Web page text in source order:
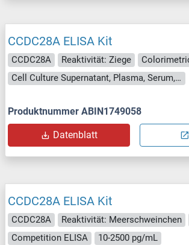
CCDC28A ELISA Kit
CCDC28A Reaktivität: Ziege
Cell Culture Supernatant, Plasma, Serum, Tissue Homogenate
Produktnummer ABIN1749058
Datenblatt
CCDC28A ELISA Kit
CCDC28A Reaktivität: Meerschweinchen
Competition ELISA
10-2500 pg/mL